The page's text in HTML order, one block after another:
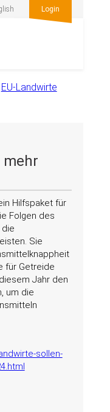
Login
EU-Landwirte
mehr
Hilfspaket für
Folgen des
Sie
für Getreide
Jahr den
um die
sollen-